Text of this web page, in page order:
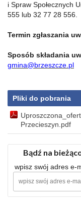
i Spraw Społecznych
555 lub 32 77 28 556.
Termin zgłaszania
Sposób składania
gmina@brzeszcze.pl
Pliki do pobrania
Przecieszyn.pdf
Bądź na
wpisz swój adres e-